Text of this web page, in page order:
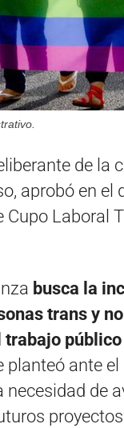
de la
aprobó en el
Cupo Laboral
busca la
trans y
trabajo
planteó ante el
necesidad de